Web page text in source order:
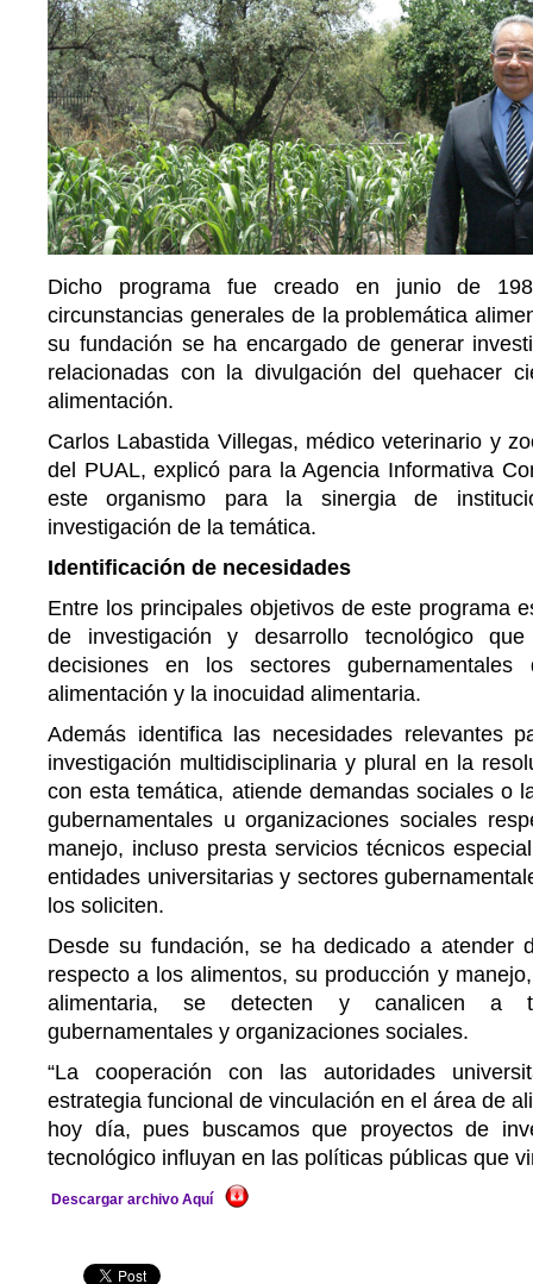
Dicho programa fue creado en junio de
circunstancias generales de la problemática
su fundación se ha encargado de generar
relacionadas con la divulgación del quehacer
alimentación.
Carlos Labastida Villegas, médico veterinario y
del PUAL, explicó para la Agencia Informativa
este organismo para la sinergia de
investigación de la temática.
Identificación de necesidades
Entre los principales objetivos de este programa
de investigación y desarrollo tecnológico
decisiones en los sectores
alimentación y la inocuidad alimentaria.
Además identifica las necesidades relevantes
investigación multidisciplinaria y plural en la
con esta temática, atiende demandas sociales o
gubernamentales u organizaciones sociales
manejo, incluso presta servicios técnicos
entidades universitarias y sectores
los soliciten.
Desde su fundación, se ha dedicado a atender
respecto a los alimentos, su producción y
alimentaria, se detecten y canalicen a
gubernamentales y organizaciones sociales.
“La cooperación con las autoridades
estrategia funcional de vinculación en el área de
hoy día, pues buscamos que proyectos de
tecnológico influyan en las políticas públicas que
Descargar archivo Aquí